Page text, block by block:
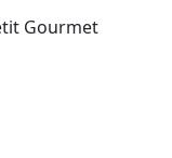
Gourmet